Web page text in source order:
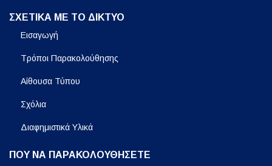
ΣΧΕΤΙΚΑ ΜΕ ΤΟ ΔΙΚΤΥΟ
Εισαγωγή
Τρόποι Παρακολούθησης
Αίθουσα Τύπου
Σχόλια
Διαφημιστικά Υλικά
ΠΟΥ ΝΑ ΠΑΡΑΚΟΛΟΥΘΗΣΕΤΕ